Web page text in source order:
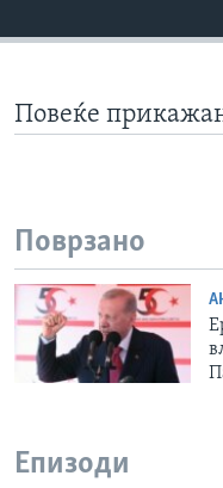
Повеќе
Поврзано
Епизоди